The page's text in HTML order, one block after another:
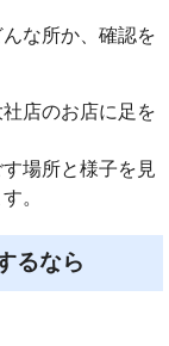
な所か、確認を
店のお店に足を
場所と様子を見
。
るなら